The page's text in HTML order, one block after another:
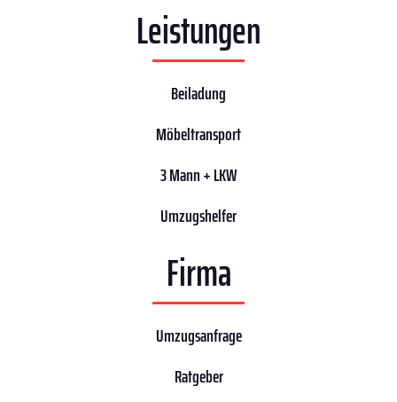
Leistungen
Beiladung
Möbeltransport
3 Mann + LKW
Umzugshelfer
Firma
Umzugsanfrage
Ratgeber